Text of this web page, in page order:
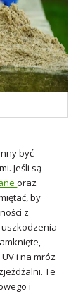
być
Jeśli są
oraz
by
z
i na mróz
Te
i